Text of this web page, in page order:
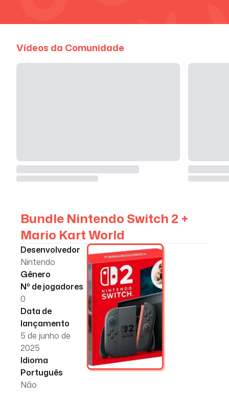
Vídeos da Comunidade
Bundle Nintendo Switch 2 +
Mario Kart World
Desenvolvedor
Nintendo
Gênero
Nº de jogadores
0
Data de
lançamento
5 de junho de
2025
Idioma
Português
Não